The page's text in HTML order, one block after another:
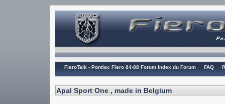
FieroTalk - Pontiac Fiero 84-88 Forum Index du Forum FAQ
Apal Sport One , made in Belgium